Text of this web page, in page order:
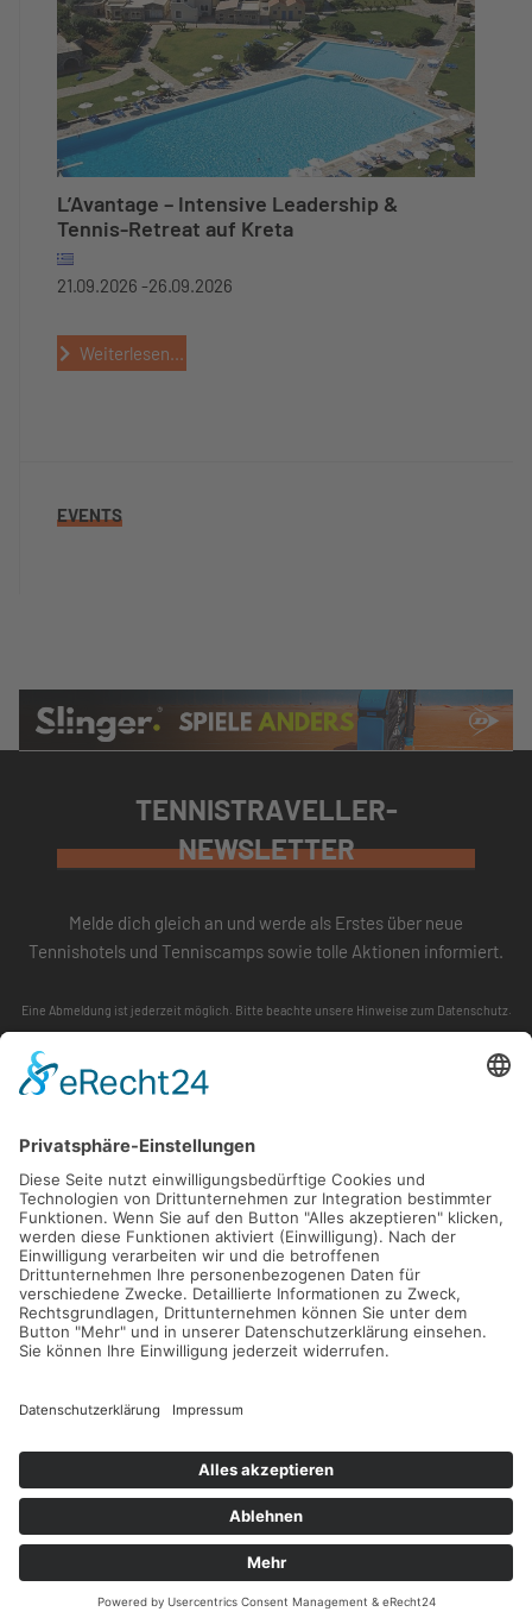
L’Avantage – Intensive Leadership &
Tennis-Retreat auf Kreta
21.09.2026 -26.09.2026
Weiterlesen...
EVENTS
TENNISTRAVELLER-
NEWSLETTER
Melde dich gleich an und werde als Erstes über neue
Tennishotels und Tenniscamps sowie tolle Aktionen informiert.
Eine Abmeldung ist jederzeit möglich. Bitte beachte unsere Hinweise zum Datenschutz.
ABONNIEREN
FOLLOW US
IMPRESSUM
© 2026 TENNISTRAVELLER. ALLE RECHTE VORBEHALTEN.